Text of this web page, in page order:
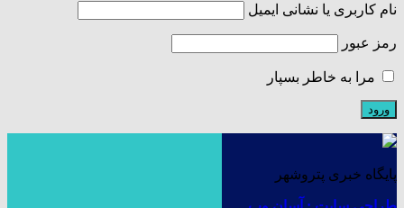
نام کاربری یا نشانی ایمیل
رمز عبور
مرا به خاطر بسپار
پایگاه خبری پتروشهر